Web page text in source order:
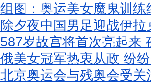
组图：奥运美女魔鬼训
除夕夜中国男足迎战伊
587岁故宫将首次亮起来
俄美女冠军热衷从政 纷
北京奥运会与残奥会受